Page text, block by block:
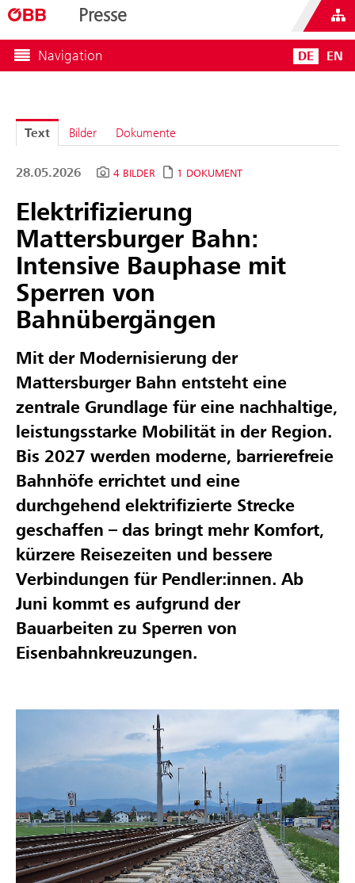
Presse
Navigation DE EN
Text Bilder Dokumente
28.05.2026 4 BILDER 1 DOKUMENT
Elektrifizierung
Mattersburger Bahn:
Intensive Bauphase mit
Sperren von
Bahnübergängen
Mit der Modernisierung der
Mattersburger Bahn entsteht eine
zentrale Grundlage für eine nachhaltige,
leistungsstarke Mobilität in der Region.
Bis 2027 werden moderne, barrierefreie
Bahnhöfe errichtet und eine
durchgehend elektrifizierte Strecke
geschaffen – das bringt mehr Komfort,
kürzere Reisezeiten und bessere
Verbindungen für Pendler:innen. Ab
Juni kommt es aufgrund der
Bauarbeiten zu Sperren von
Eisenbahnkreuzungen.